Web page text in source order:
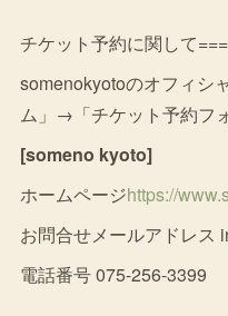
チケット予約に関して
somenokyotoのオフィシ
ム」→「チケット予約フ
[someno kyoto]
ホームページhttps://
お問合せメールアドレス
電話番号 075-256-3399